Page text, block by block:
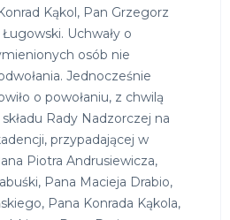
Kąkol, Pan Grzegorz
Uchwały o
osób nie
Jednocześnie
o powołaniu, z chwilą
Rady Nadzorczej na
przypadającej w
Piotra Andrusiewicza,
Pana Macieja Drabio,
Pana Konrada Kąkola,